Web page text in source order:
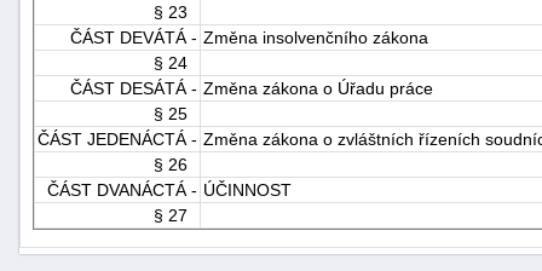
§ 23
ČÁST DEVÁTÁ - Změna insolvenčního zákona
§ 24
ČÁST DESÁTÁ - Změna zákona o Úřadu práce
§ 25
ČÁST JEDENÁCTÁ - Změna zákona o zvláštních řízeních
§ 26
ČÁST DVANÁCTÁ - ÚČINNOST
§ 27